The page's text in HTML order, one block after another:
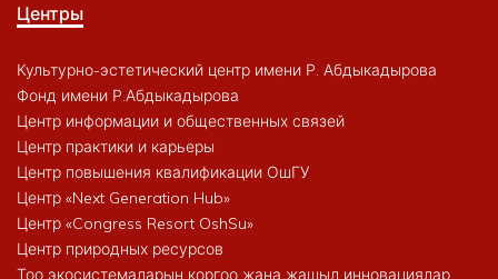
Центры
Культурно-эстетический центр имени Р. Абдыкадырова
Фонд имени Р.Абдыкадырова
Центр информации и общественных связей
Центр практики и карьеры
Центр повышения квалификации ОшГУ
Центр «Next Generation Hub»
Центр «Congress Resort OshSu»
Центр природных ресурсов
Тоо экосистемаларын коргоо жана жашыл инновациялар